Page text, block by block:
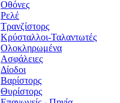
Οθόνες
Ρελέ
Τρανζίστορς
Κρύσταλλοι-Ταλαντωτές
Ολοκληρωμένα
Ασφάλειες
Δίοδοι
Βαρίστορς
Θυρίστορς